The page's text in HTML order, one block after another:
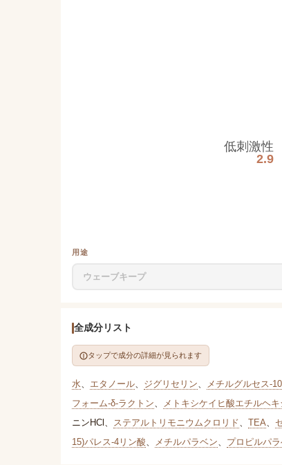
低刺激性
2.9
用途
ウェーブキープ
全成分リスト
タップで成分の詳細が見られます
水、 エタノール、 ジグリセリン、 メチルグルセス-10
フォーム-δ-ラクトン、 メトキシケイヒ酸エチルヘキ
ニンHCl 、 ステアルトリモニウムクロリド、 TEA、
15)パレス-4リン酸、 メチルパラベン、 プロピルパ